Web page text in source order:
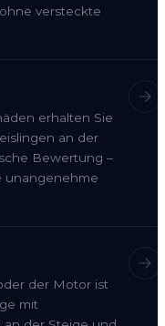
versteckte
erhalten Sie
an der
Bewertung –
unangenehme
der Motor ist
mit